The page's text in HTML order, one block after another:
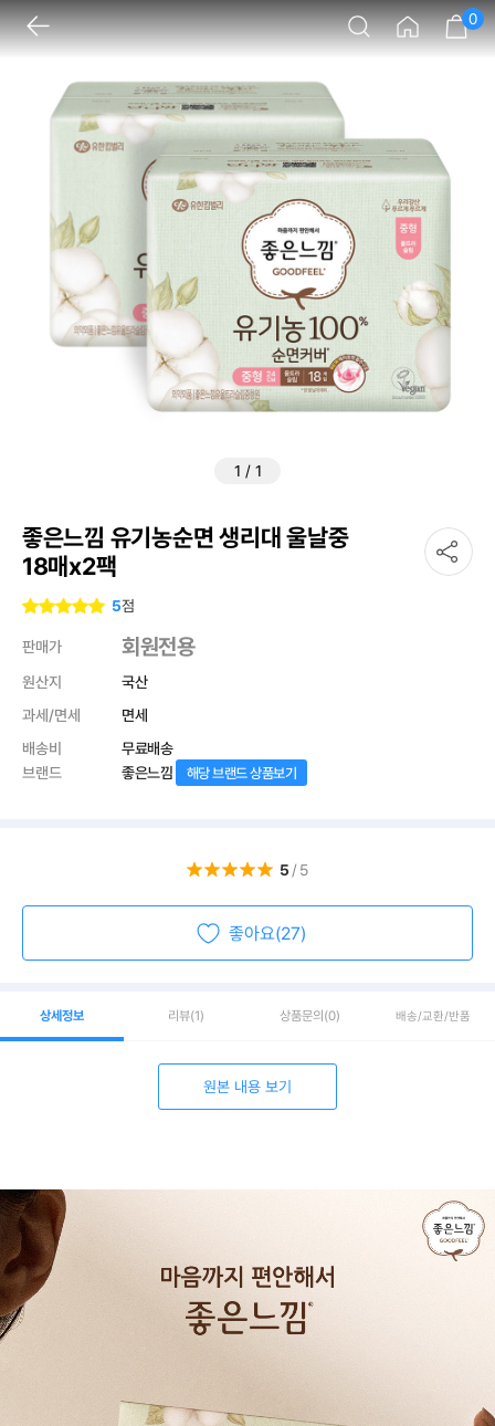
0
1 / 1
좋은느낌 유기농순면 생리대 울날중
18매x2팩
5점
판매가 회원전용
원산지
국산
과세/면세
면세
배송비
무료배송
브랜드
좋은느낌 해당 브랜드 상품보기
5 /5
좋아요(27)
상세정보 리뷰(1) 상품문의 (0) 배송/교환/반품
원본 내용 보기